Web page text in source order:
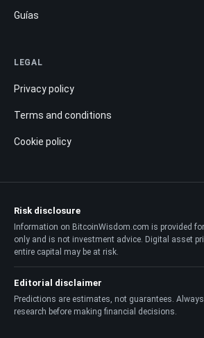
Guías
LEGAL
Privacy policy
Terms and conditions
Cookie policy
Risk disclosure
Information on BitcoinWisdom.com is provided
only and is not investment advice. Digital asset
entire capital may be at risk.
Editorial disclaimer
Predictions are estimates, not guarantees.
research before making financial decisions.